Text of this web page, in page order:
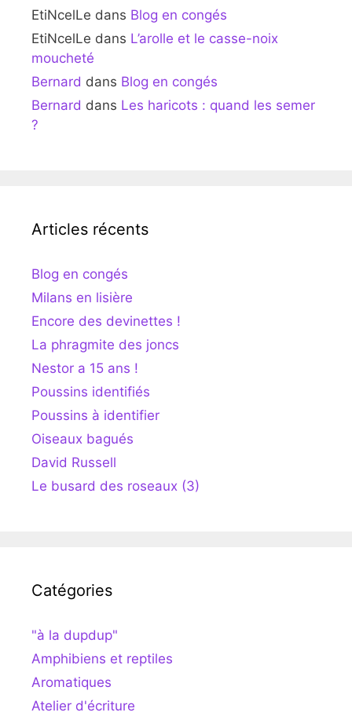
EtiNcelLe dans Blog en congés
EtiNcelLe dans L’arolle et le casse-noix
moucheté
Bernard dans Blog en congés
Bernard dans Les haricots : quand les semer
?
Articles récents
Blog en congés
Milans en lisière
Encore des devinettes !
La phragmite des joncs
Nestor a 15 ans !
Poussins identifiés
Poussins à identifier
Oiseaux bagués
David Russell
Le busard des roseaux (3)
Catégories
"à la dupdup"
Amphibiens et reptiles
Aromatiques
Atelier d'écriture